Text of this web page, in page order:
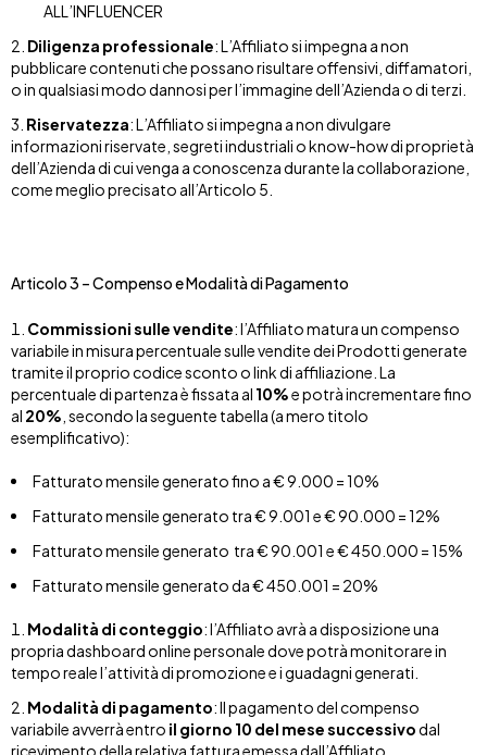
ALL’INFLUENCER
Diligenza professionale: L’Affiliato si impegna a non
pubblicare contenuti che possano risultare offensivi, diffamatori,
o in qualsiasi modo dannosi per l’immagine dell’Azienda o di terzi.
Riservatezza: L’Affiliato si impegna a non divulgare
informazioni riservate, segreti industriali o know-how di proprietà
dell’Azienda di cui venga a conoscenza durante la collaborazione,
come meglio precisato all’Articolo 5.
Articolo 3 – Compenso e Modalità di Pagamento
Commissioni sulle vendite: l’Affiliato matura un compenso
variabile in misura percentuale sulle vendite dei Prodotti generate
tramite il proprio codice sconto o link di affiliazione. La
percentuale di partenza è fissata al 10%e potrà incrementare fino
al 20% , secondo la seguente tabella (a mero titolo
esemplificativo):
Fatturato mensile generato fino a € 9.000 = 10%
Fatturato mensile generato tra € 9.001 e € 90.000 = 12%
Fatturato mensile generato tra € 90.001 e € 450.000 = 15%
Fatturato mensile generato da € 450.001 = 20%
Modalità di conteggio: l’Affiliato avrà a disposizione una
propria dashboard online personale dove potrà monitorare in
tempo reale l’attività di promozione e i guadagni generati.
Modalità di pagamento: Il pagamento del compenso
variabile avverrà entro il giorno 10 del mese successivodal
ricevimento della relativa fattura emessa dall’Affiliato.